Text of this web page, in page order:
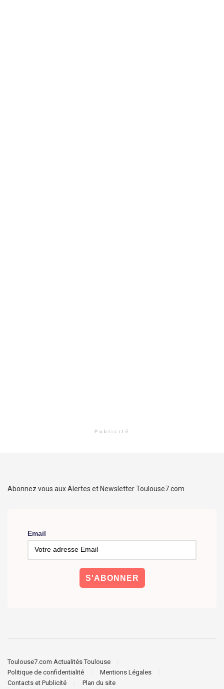
Publicité
Abonnez vous aux Alertes et Newsletter Toulouse7.com
Email
Toulouse7.com Actualités Toulouse
Politique de confidentialité
Mentions Légales
Contacts et Publicité
Plan du site